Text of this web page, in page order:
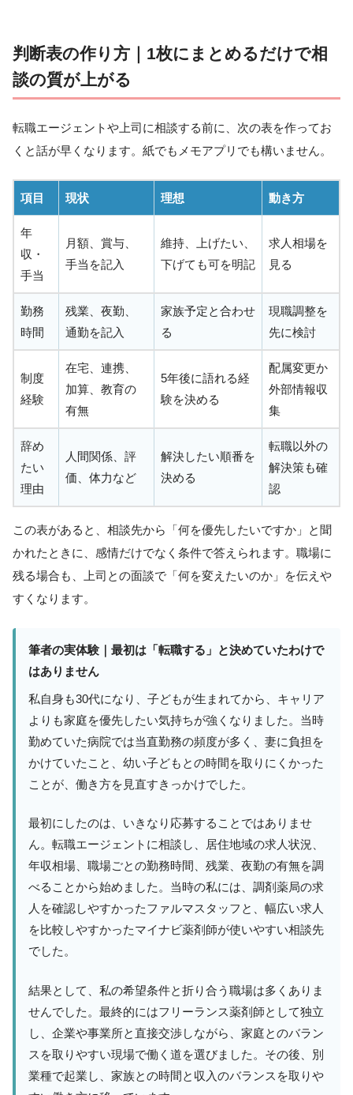
判断表の作り方｜1枚にまとめるだけで相
談の質が上がる
転職エージェントや上司に相談する前に、次の表を作ってお
くと話が早くなります。紙でもメモアプリでも構いません。
項目 現状 理想 動き方
年
収・
手当
月額、賞与、
手当を記入
維持、上げたい、
下げても可を明記
求人相場を
見る
勤務
時間
残業、夜勤、
通勤を記入
家族予定と合わせ
る
現職調整を
先に検討
制度
経験
在宅、連携、
加算、教育の
有無
5年後に語れる経
験を決める
配属変更か
外部情報収
集
辞め
たい
理由
人間関係、評
価、体力など
解決したい順番を
決める
転職以外の
解決策も確
認
この表があると、相談先から「何を優先したいですか」と聞
かれたときに、感情だけでなく条件で答えられます。職場に
残る場合も、上司との面談で「何を変えたいのか」を伝えや
すくなります。
筆者の実体験｜最初は「転職する」と決めていたわけで
はありません
私自身も30代になり、子どもが生まれてから、キャリア
よりも家庭を優先したい気持ちが強くなりました。当時
勤めていた病院では当直勤務の頻度が多く、妻に負担を
かけていたこと、幼い子どもとの時間を取りにくかった
ことが、働き方を見直すきっかけでした。
最初にしたのは、いきなり応募することではありませ
ん。転職エージェントに相談し、居住地域の求人状況、
年収相場、職場ごとの勤務時間、残業、夜勤の有無を調
べることから始めました。当時の私には、調剤薬局の求
人を確認しやすかったファルマスタッフと、幅広い求人
を比較しやすかったマイナビ薬剤師が使いやすい相談先
でした。
結果として、私の希望条件と折り合う職場は多くありま
せんでした。最終的にはフリーランス薬剤師として独立
し、企業や事業所と直接交渉しながら、家庭とのバラン
スを取りやすい現場で働く道を選びました。その後、別
業種で起業し、家族との時間と収入のバランスを取りや